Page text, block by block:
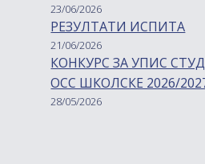
23/06/2026
РЕЗУЛТАТИ ИСПИТА
21/06/2026
КОНКУРС ЗА УПИС
ОСС ШКОЛСКЕ 2026/
28/05/2026